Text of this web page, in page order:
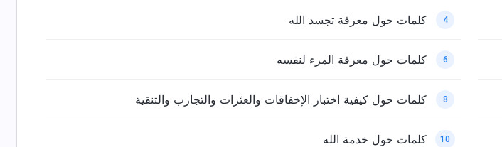
4 كلمات حول معرفة تجسد الله
6 كلمات حول معرفة المرء لنفسه
8 كلمات حول كيفية اختبار الإخفاقات والعثرات والتجارب والتنقية
10 كلمات حول خدمة الله